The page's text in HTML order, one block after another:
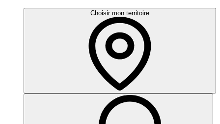
Choisir mon territoire